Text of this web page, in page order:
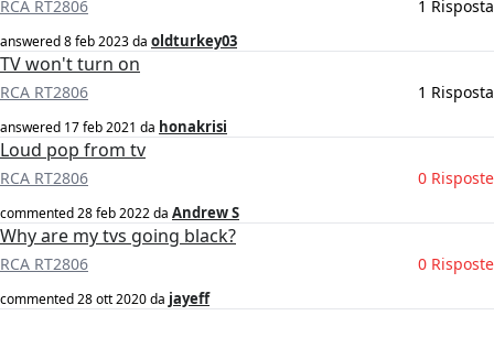
RCA RT2806 1 Risposta
answered8 feb 2023da oldturkey03
TV won't turn on
RCA RT2806 1 Risposta
answered 17 feb 2021 da honakrisi
Loud pop from tv
RCA RT2806 0 Risposte
commented28 feb 2022da Andrew S
Why are my tvs going black?
RCA RT2806 0 Risposte
commented28 ott 2020da jayeff